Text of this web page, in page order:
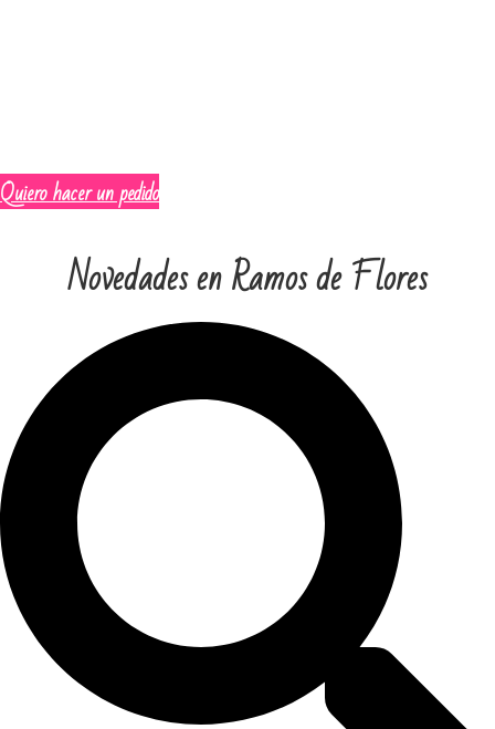
Quiero hacer un pedido
Novedades enRamos de Flores